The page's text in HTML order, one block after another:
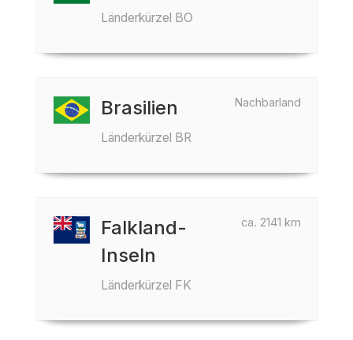
Länderkürzel BO
Nachbarland
Brasilien
Länderkürzel BR
ca. 2141 km
Falkland-
Inseln
Länderkürzel FK